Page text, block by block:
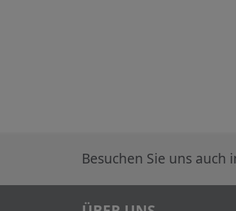
Besuchen Sie uns auch